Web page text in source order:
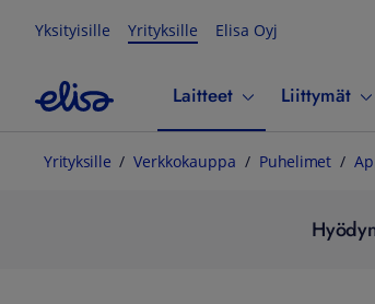
Yksityisille Yrityksille Elisa Oyj
Laitteet Liittymät
Yrityksille Verkkokauppa Puhelimet